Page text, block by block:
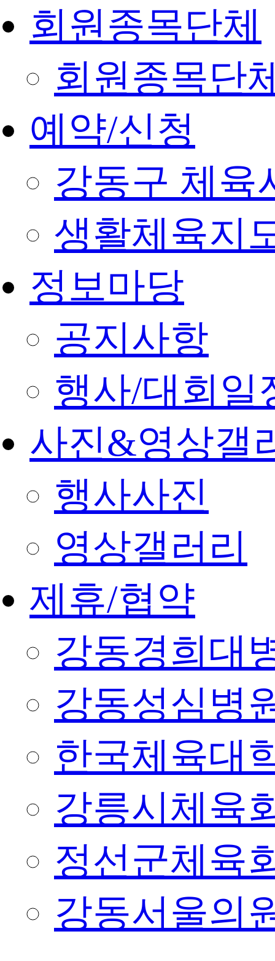
회원종목단체
회원종목단
예약/신청
강동구 체육
생활체육지
정보마당
공지사항
행사/대회일
사진&영상갤
행사사진
영상갤러리
제휴/협약
강동경희대
강동성심병
한국체육대
강릉시체육
정선군체육
강동서울의